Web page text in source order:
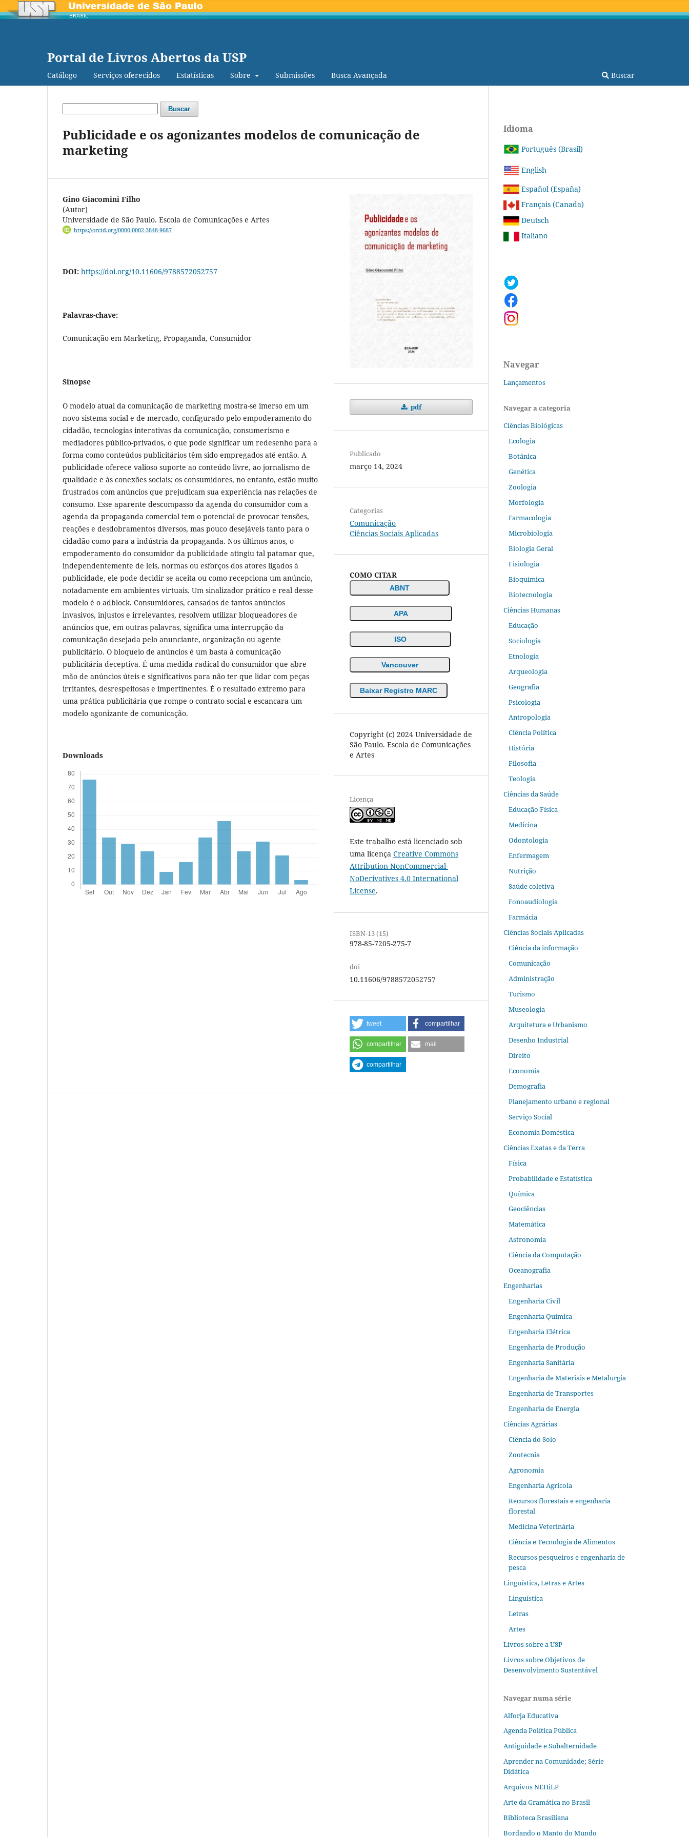
Portal de Livros Abertos da USP
Catálogo Serviços oferecidos Estatísticas Sobre Submissões Busca Avançada Buscar
Buscar
Publicidade e os agonizantes modelos de comunicação de
marketing
Gino Giacomini Filho
(Autor)
Universidade de São Paulo. Escola de Comunicações e Artes
https://orcid.org/0000-0002-3848-9687
DOI: https://doi.org/10.11606/9788572052757
Palavras-chave:
Comunicação em Marketing, Propaganda, Consumidor
Sinopse
O modelo atual da comunicação de marketing mostra-se imerso em um
novo sistema social e de mercado, configurado pelo empoderamento do
cidadão, tecnologias interativas da comunicação, consumerismo e
mediadores público-privados, o que pode significar um redesenho para a
forma como conteúdos publicitários têm sido empregados até então. A
publicidade oferece valioso suporte ao conteúdo livre, ao jornalismo de
qualidade e às conexões sociais; os consumidores, no entanto, estão muito
frustrados com anúncios que prejudicam sua experiência nas relações de
consumo. Esse aparente descompasso da agenda do consumidor com a
agenda da propaganda comercial tem o potencial de provocar tensões,
reações e desdobramentos diversos, mas pouco desejáveis tanto para o
cidadão como para a indústria da propaganda. Nos últimos anos, o
empoderamento do consumidor da publicidade atingiu tal patamar que,
independentemente de leis, normas ou esforços dos atores ligados à
publicidade, ele pode decidir se aceita ou como recepciona um anúncio,
notadamente em ambientes virtuais. Um sinalizador prático e real desse
modelo é o adblock. Consumidores, cansados de tantos anúncios
invasivos, injustos e irrelevantes, resolvem utilizar bloqueadores de
anúncios que, em outras palavras, significa uma interrupção da
comunicação desejada pelo anunciante, organização ou agente
publicitário. O bloqueio de anúncios é um basta à comunicação
publicitária deceptiva. É uma medida radical do consumidor que abre
mão de anúncios úteis e significativos para não ter que lidar com peças
irritantes, desrespeitosas e impertinentes. É o resultado extremo para
uma prática publicitária que rompe o contrato social e escancara um
modelo agonizante de comunicação.
Downloads
pdf
Publicado
março 14, 2024
Categorias
Comunicação
Ciências Sociais Aplicadas
COMO CITAR
ABNT
APA
ISO
Vancouver
Baixar Registro MARC
Copyright (c) 2024 Universidade de
São Paulo. Escola de Comunicações
e Artes
Licença
Este trabalho está licenciado sob
uma licença Creative Commons
Attribution-NonCommercial-
NoDerivatives 4.0 International
License.
ISBN-13 (15)
978-85-7205-275-7
doi
10.11606/9788572052757
tweet compartilhar
compartilhar mail
compartilhar
Idioma
Português (Brasil)
English
Español (España)
Français (Canada)
Deutsch
Italiano
Navegar
Lançamentos
Navegar a categoria
Ciências Biológicas
Ecologia
Botânica
Genética
Zoologia
Morfologia
Farmacologia
Microbiologia
Biologia Geral
Fisiologia
Bioquímica
Biotecnologia
Ciências Humanas
Educação
Sociologia
Etnologia
Arqueologia
Geografia
Psicologia
Antropologia
Ciência Política
História
Filosofia
Teologia
Ciências da Saúde
Educação Física
Medicina
Odontologia
Enfermagem
Nutrição
Saúde coletiva
Fonoaudiologia
Farmácia
Ciências Sociais Aplicadas
Ciência da informação
Comunicação
Administração
Turismo
Museologia
Arquitetura e Urbanismo
Desenho Industrial
Direito
Economia
Demografia
Planejamento urbano e regional
Serviço Social
Economia Doméstica
Ciências Exatas e da Terra
Física
Probabilidade e Estatística
Química
Geociências
Matemática
Astronomia
Ciência da Computação
Oceanografia
Engenharias
Engenharia Civil
Engenharia Química
Engenharia Elétrica
Engenharia de Produção
Engenharia Sanitária
Engenharia de Materiais e Metalurgia
Engenharia de Transportes
Engenharia de Energia
Ciências Agrárias
Ciência do Solo
Zootecnia
Agronomia
Engenharia Agrícola
Recursos florestais e engenharia
florestal
Medicina Veterinária
Ciência e Tecnologia de Alimentos
Recursos pesqueiros e engenharia de
pesca
Linguística, Letras e Artes
Linguística
Letras
Artes
Livros sobre a USP
Livros sobre Objetivos de
Desenvolvimento Sustentável
Navegar numa série
Alforja Educativa
Agenda Política Pública
Antiguidade e Subalternidade
Aprender na Comunidade; Série
Didática
Arquivos NEHiLP
Arte da Gramática no Brasil
Biblioteca Brasiliana
Bordando o Manto do Mundo